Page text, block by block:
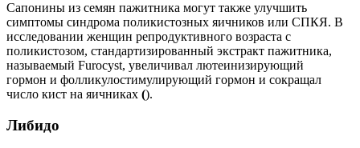
Сапонины из семян пажитника могут также улучшить
симптомы синдрома поликистозных яичников или СПКЯ. В
исследовании женщин репродуктивного возраста с
поликистозом, стандартизированный экстракт пажитника,
называемый Furocyst, увеличивал лютеинизирующий
гормон и фолликулостимулирующий гормон и сокращал
число кист на яичниках ().
Либидо